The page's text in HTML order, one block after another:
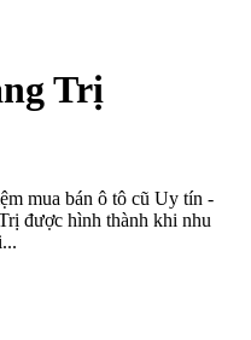
Trị
mua bán ô tô cũ Uy tín -
được hình thành khi nhu